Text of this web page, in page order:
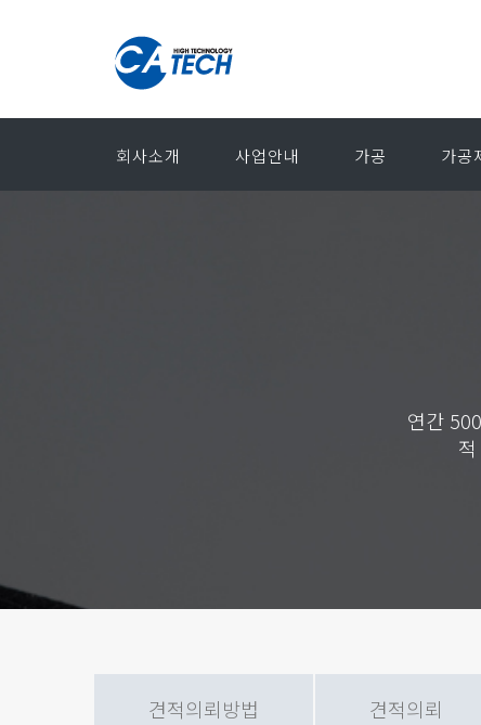
회사소개 사업안내 가공 가공
연간
견적의뢰방법 견적의뢰